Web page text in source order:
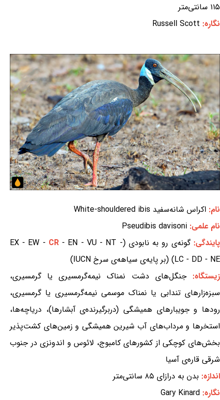
۱۱۵ سانتی‌متر
نگاره: Russell Scott
نام: اکراس شانه‌سفید White-shouldered ibis
نام علمی: Pseudibis davisoni
پایندگی:گونه‌ی رو به نابودی (EX - EW - CR - EN - VU - NT -
LC - DD - NE) (بر پایه‌ی سیاهه‌ی سرخ IUCN)
زیستگاه:جنگل‌های دشت نمناک نیمه‌گرمسیری یا گرمسیری،
سبزه‌زارهای تندابی یا نمناک موسمی نیمه‌گرمسیری یا گرمسیری،
رودها و جویبارهای همیشگی (دربرگیرنده‌ی آبشارها)، دریاچه‌ها،
استخرها و مرداب‌های آب شیرین همیشگی و زمین‌های کشت‌پذیر
بخش‌های کوچکی از کشورهای کامبوج، لائوس و اندونزی در جنوب
شرقی قاره‌ی آسیا
اندازه: بدن به درازای ۸۵ سانتی‌متر
نگاره: Gary Kinard